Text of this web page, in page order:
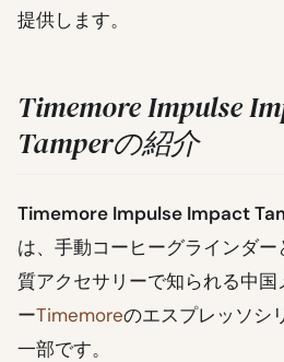
提供します。
Timemore Impulse
Tamperの紹介
Timemore Impulse Impact
は、手動コーヒーグラインダー
質アクセサリーで知られる中国
ーTimemoreのエスプレッソシ
一部です。